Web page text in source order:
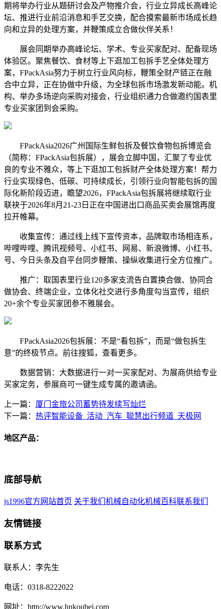
期将举办行业从题研讨会及产物推介会，行业立异成长高峰论
坛、推进行业前沿消息和手艺交换，配合摸索最新市场成长趋
向和立异的处理方案，并鞭策成立合做伙伴关系！
展会同期举办高峰论坛、学术、专业买家配对、配备现场
体验区。聚焦餐饮、食材等上下逛加工包拆手艺全体处理方
案，FPackAsia努力于树立行业风向标，鞭策全财产链正在融
合中立异，正在协做中升级，为全球包拆市场激发新动能。机
构、举办多场逆向采购对接会，行业组织通力合做邀约国表里
专业买家团到会采购。
FPackAsia2026广州国际生鲜包拆及餐饮食物包拆博览会
（简称：FPackAsia包拆展），展会立脚中国，汇聚了专业优
良的专业不雅众，等上下逛加工包拆财产全体处理方案！帮力
行业实现绿色、低碳、可持续成长，引领行业向智能包拆的国
际化新阶段迈进，瞻望2026，FPackAsia包拆展将继续取行业
联袂于2026年8月21-23日正在中国进出口商品买卖会展馆再度
拉开帷幕。
收集宣传：通过线上线下宣传资本，品牌取市场相连系，
哔哩哔哩、腾讯视频号、小红书、网易、新浪微博、小红书、
号、今日头条及自平台同步鞭策、操纵收集进行全方位推广。
推广：取国表里行业120多家支流告白置换合做、协同合
做协会、终端企业，立体化社交进行多角度勾当宣传，组织
20+余个专业买家团参不雅展会。
FPackAsia2026包拆展：不是“看包拆”，而是“做包拆生
意”的终极节点。前往搜狐，查看更多。
数据营销：大数据进行一对一买家配对、为展商供给专业
买家定务，参展商可一键生成专属的邀请函。
上一篇： 厦门金旅公司蓄势待发续写灿烂
下一篇： 热评智能设备_活动_汽车_聪慧出行频道_天极网
地区产品：
底部导航
js1996官方网站首页 关于我们 机械自动化机械百科联系我们
友情链接
联系方式
联系人：李先生
电话：0318-8222022
网址：http://www.hnkoubei.com